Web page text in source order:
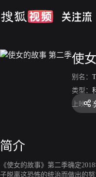
使
别名：
类型：
上映：
简介
《使女的故事》第二季确定
子脱离这恐怖的统治而做出的努